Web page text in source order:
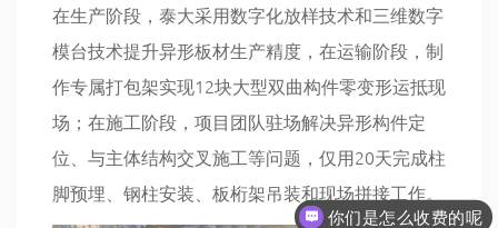
在生产阶段，泰大采用数字化放样技术和三维数字
模台技术提升异形板材生产精度，在运输阶段，制
作专属打包架实现12块大型双曲构件零变形运抵现
场；在施工阶段，项目团队驻场解决异形构件定
位、与主体结构交叉施工等问题，仅用20天完成柱
脚预埋、钢柱安装、板桁架吊装和现场拼接工作。
你们是怎么收费的呢
现在有优惠活动吗